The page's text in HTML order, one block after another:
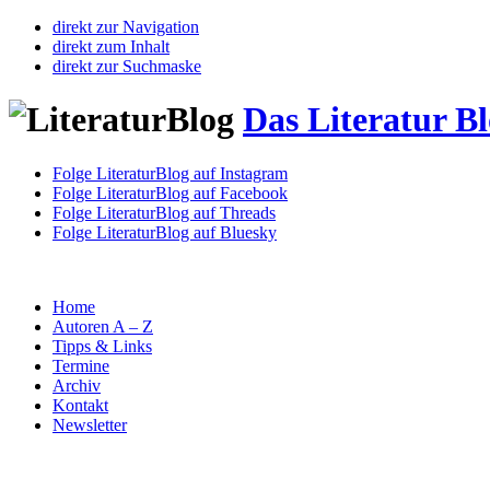
direkt zur Navigation
direkt zum Inhalt
direkt zur Suchmaske
Das Literatur
Folge LiteraturBlog auf Instagram
Folge LiteraturBlog auf Facebook
Folge LiteraturBlog auf Threads
Folge LiteraturBlog auf Bluesky
Home
Autoren A – Z
Tipps & Links
Termine
Archiv
Kontakt
Newsletter